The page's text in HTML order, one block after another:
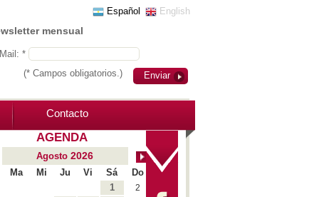
Español English
mensual
*
Enviar
(* Campos obligatorios.)
Contacto
AGENDA
Agosto 2026
Ma Mi Ju Vi Sá
Do
1
2